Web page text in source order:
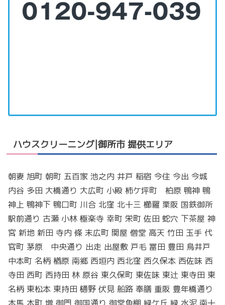
ハウスクリーニング|御所市 提供エリア
朝妻 旭町 朝町 五百家 池之内 井戸 稲宿 今住 今出 今城
内谷 多田 大橋通り 大広町 小殿 柿ケ坪町 柏原 鴨神 鴨
神上 鴨神下 鴨口町 川合 北窪 北十三 櫛羅 栗阪 国鉄御所
駅前通り 古瀬 小林 極楽寺 幸町 栄町 佐田 蛇穴 下茶屋 神
宮 新地 新田 寺内 條 末広町 関屋 僧堂 高天 竹田 玉手 代
官町 茅原 中央通り 出走 出屋敷 戸毛 冨田 豊田 鳥井戸
中本町 名柄 楢原 南郷 西垣内 西北窪 西久保本 西佐味 西
寺田 西町 西持田 林 原谷 東久保町 東佐味 東辻 東寺田 東
名柄 東松本 東持田 樋野 伏見 船路 奉膳 重阪 豊年橋通り